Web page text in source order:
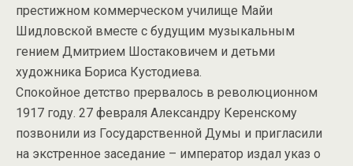
престижном коммерческом училище Майи
Шидловской вместе с будущим музыкальным
гением Дмитрием Шостаковичем и детьми
художника Бориса Кустодиева.
Спокойное детство прервалось в революционном
1917 году. 27 февраля Александру Керенскому
позвонили из Государственной Думы и пригласили
на экстренное заседание – император издал указ о